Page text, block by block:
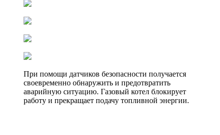
При помощи датчиков безопасности получается
своевременно обнаружить и предотвратить
аварийную ситуацию. Газовый котел блокирует
работу и прекращает подачу топливной энергии.